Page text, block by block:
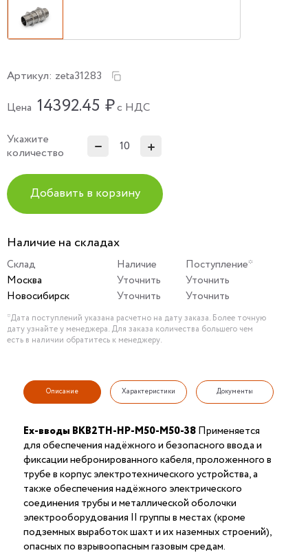
Артикул: zeta31283
Цена 14392.45 ₽с НДС
Укажите
количество
Добавить в корзину
Наличие на складах
Склад Наличие
Поступление*
Москва
Уточнить
Уточнить
Новосибирск
Уточнить Уточнить
*Дата поступлений указана расчетно на дату заказа. Более точную
дату узнайте у менеджера. Для заказа количества большего чем
есть в наличии обратитесь к менеджеру.
Описание Характеристики Документы
Ex-вводы ВКВ2ТН-НР-М50-М50-38Применяется
для обеспечения надёжного и безопасного ввода и
фиксации небронированного кабеля, проложенного в
трубе в корпус электротехнического устройства, а
также обеспечения надёжного электрического
соединения трубы и металлической оболочки
электрооборудования II группы в местах (кроме
подземных выработок шахт и их наземных строений),
опасных по взрывоопасным газовым средам.